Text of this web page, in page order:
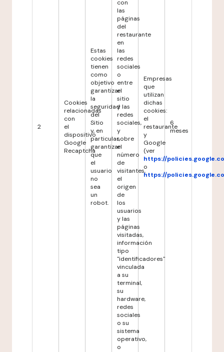
2
Cookies
relacionadas
con
el
dispositivo
Google
Recaptcha
Estas
cookies
tienen
como
objetivo
garantizar
la
seguridad
del
Sitio
y, en
particular,
garantizar
que
el
usuario
no
sea
un
robot.
con
las
páginas
del
restaurante
en
las
redes
sociales
o
entre
el
sitio
y las
redes
sociales,
y
sobre
el
número
de
visitantes,
el
origen
de
los
usuarios
y las
páginas
visitadas,
información
tipo
"identificadores"
vinculada
a su
terminal,
su
hardware,
redes
sociales
o su
sistema
operativo,
o
Empresas
que
utilizan
dichas
cookies:
el
restaurante
y
Google
(ver
https://
o
https://
6
meses